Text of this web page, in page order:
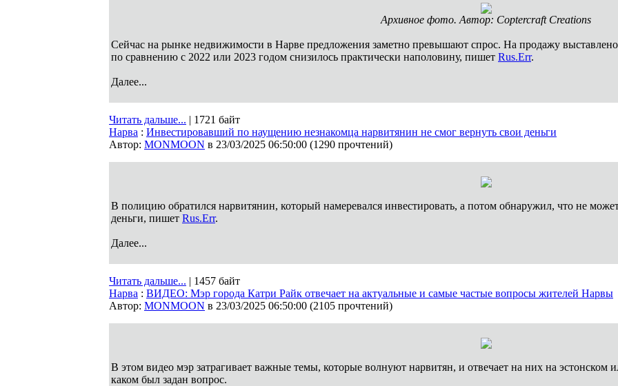
Архивное фото. Автор: Coptercraft Creations
Сейчас на рынке недвижимости в Нарве предложения заметно превышают спрос. На продажу выставлено
по сравнению с 2022 или 2023 годом снизилось практически наполовину, пишет Rus.Err.
Далее...
Читать дальше... | 1721 байт
Нарва : Инвестировавший по наущению незнакомца нарвитянин не смог вернуть свои деньги
Автор: MONMOON в 23/03/2025 06:50:00 (1290 прочтений)
В полицию обратился нарвитянин, который намеревался инвестировать, а потом обнаружил, что не
деньги, пишет Rus.Err.
Далее...
Читать дальше... | 1457 байт
Нарва : ВИДЕО: Мэр города Катри Райк отвечает на актуальные и самые частые вопросы жителей Нарвы
Автор: MONMOON в 23/03/2025 06:50:00 (2105 прочтений)
В этом видео мэр затрагивает важные темы, которые волнуют нарвитян, и отвечает на них на эстонском
каком был задан вопрос.